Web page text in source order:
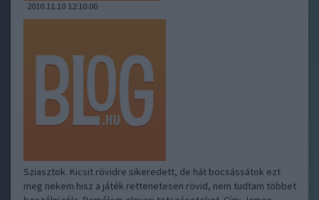
2010.11.10 12:10:00
Sziasztok. Kicsit rövidre sikeredett, de hát bocsássátok ezt
meg nekem hisz a játék rettenetesen rövid, nem tudtam többet